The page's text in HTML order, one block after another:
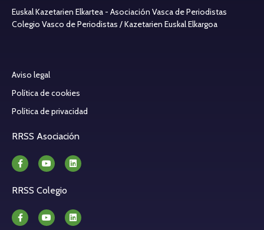
Euskal Kazetarien Elkartea - Asociación Vasca de Periodistas
Colegio Vasco de Periodistas / Kazetarien Euskal Elkargoa
Aviso legal
Política de cookies
Política de privacidad
RRSS Asociación
RRSS Colegio